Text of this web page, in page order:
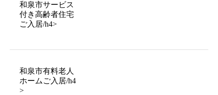
和泉市サービス
付き高齢者住宅
ご入居/h4>
和泉市有料老人
ホームご入居/h4
>